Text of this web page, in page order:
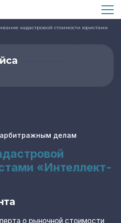
кадастровой стоимости юристами
делам
«Интеллект-
о рыночной стоимости